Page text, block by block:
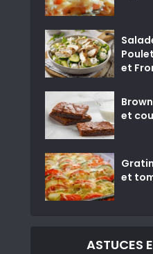
et
et
et
ASTUCES